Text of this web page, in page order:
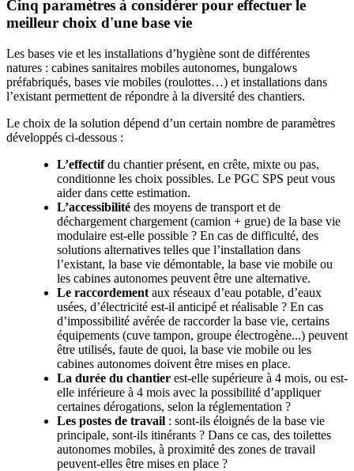
Cinq paramètres à considérer pour effectuer le
meilleur choix d'une base vie
Les bases vie et les installations d’hygiène sont de différentes
natures : cabines sanitaires mobiles autonomes, bungalows
préfabriqués, bases vie mobiles (roulottes…) et installations dans
l’existant permettent de répondre à la diversité des chantiers.
Le choix de la solution dépend d’un certain nombre de paramètres
développés ci-dessous :
L’effectifdu chantier présent, en crête, mixte ou pas,
conditionne les choix possibles. Le PGC SPS peut vous
aider dans cette estimation.
L’accessibilité des moyens de transport et de
déchargement chargement (camion + grue) de la base vie
modulaire est-elle possible ? En cas de difficulté, des
solutions alternatives telles que l’installation dans
l’existant, la base vie démontable, la base vie mobile ou
les cabines autonomes peuvent être une alternative.
Le raccordement aux réseaux d’eau potable, d’eaux
usées, d’électricité est-il anticipé et réalisable ? En cas
d’impossibilité avérée de raccorder la base vie, certains
équipements (cuve tampon, groupe électrogène...) peuvent
être utilisés, faute de quoi, la base vie mobile ou les
cabines autonomes doivent être mises en place.
La durée du chantier est-elle supérieure à 4 mois, ou est-
elle inférieure à 4 mois avec la possibilité d’appliquer
certaines dérogations, selon la réglementation ?
Les postes de travail : sont-ils éloignés de la base vie
principale, sont-ils itinérants ? Dans ce cas, des toilettes
autonomes mobiles, à proximité des zones de travail
peuvent-elles être mises en place ?